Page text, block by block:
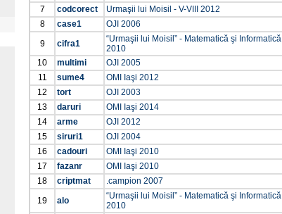
7
codcorect Urmaşii lui Moisil - V-VIII 2012
8
case1 OJI 2006
9
cifra1
“Urmaşii lui Moisil” - Matematică şi Informatică
2010
10
multimi OJI 2005
11
sume4 OMI Iaşi 2012
12
tort OJI 2003
13
daruri OMI Iaşi 2014
14
arme OJI 2012
15
siruri1 OJI 2004
16
cadouri OMI Iaşi 2010
17
fazanr OMI Iaşi 2010
18
criptmat .campion 2007
19
alo
“Urmaşii lui Moisil” - Matematică şi Informatică
2010